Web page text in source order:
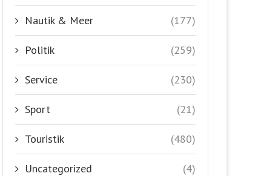
Nautik & Meer (177)
Politik (259)
Service (230)
Sport (21)
Touristik (480)
Uncategorized (4)